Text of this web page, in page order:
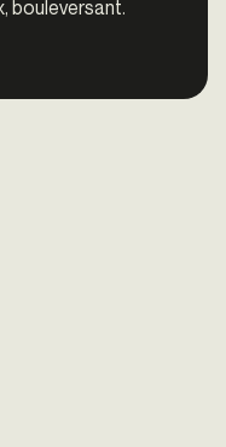
bouleversant.